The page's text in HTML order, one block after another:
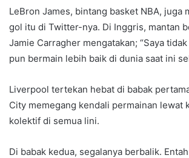
LeBron James, bintang basket NBA, juga
gol itu di Twitter-nya. Di Inggris, mantan
Jamie Carragher mengatakan; “Saya
pun bermain lebih baik di dunia saat ini
Liverpool tertekan hebat di babak
City memegang kendali permainan lewat
kolektif di semua lini.
Di babak kedua, segalanya berbalik.